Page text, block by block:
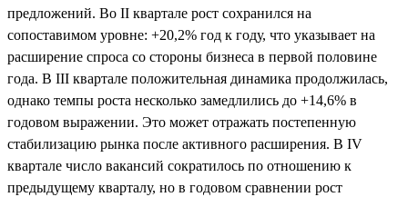
предложений. Во II квартале рост сохранился на
сопоставимом уровне: +20,2% год к году, что указывает на
расширение спроса со стороны бизнеса в первой половине
года. В III квартале положительная динамика продолжилась,
однако темпы роста несколько замедлились до +14,6% в
годовом выражении. Это может отражать постепенную
стабилизацию рынка после активного расширения. В IV
квартале число вакансий сократилось по отношению к
предыдущему кварталу, но в годовом сравнении рост